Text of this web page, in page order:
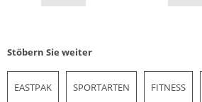
Stöbern Sie weiter
EASTPAK SPORTARTEN FITNESS